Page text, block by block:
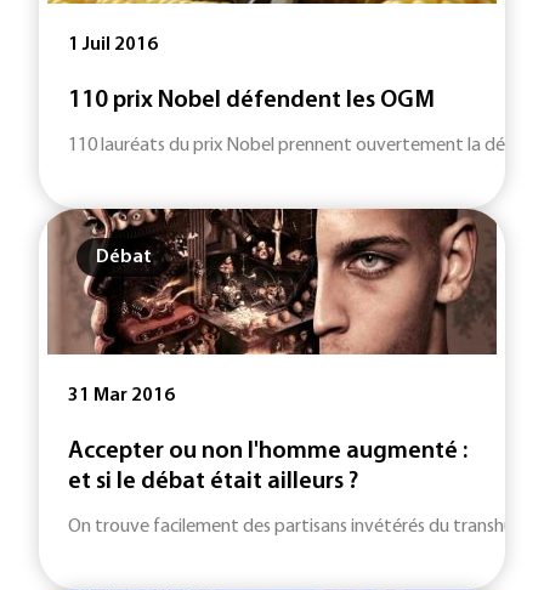
1 Juil 2016
110 prix Nobel défendent les OGM
110 lauréats du prix Nobel prennent ouvertement la
Débat
31 Mar 2016
Accepter ou non l'homme augmenté :
et si le débat était ailleurs ?
On trouve facilement des partisans invétérés du